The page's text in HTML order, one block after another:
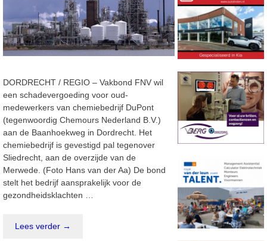
DORDRECHT / REGIO – Vakbond FNV wil
een schadevergoeding voor oud-
medewerkers van chemiebedrijf DuPont
(tegenwoordig Chemours Nederland B.V.)
aan de Baanhoekweg in Dordrecht. Het
chemiebedrijf is gevestigd pal tegenover
Sliedrecht, aan de overzijde van de
Merwede. (Foto Hans van der Aa) De bond
stelt het bedrijf aansprakelijk voor de
gezondheidsklachten …
Lees verder →